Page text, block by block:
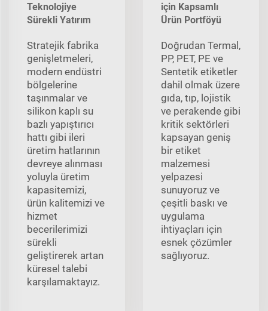
Teknolojiye
Sürekli Yatırım
Stratejik fabrika
genişletmeleri,
modern endüstri
bölgelerine
taşınmalar ve
silikon kaplı su
bazlı yapıştırıcı
hattı gibi ileri
üretim hatlarının
devreye alınması
yoluyla üretim
kapasitemizi,
ürün kalitemizi ve
hizmet
becerilerimizi
sürekli
geliştirerek artan
küresel talebi
karşılamaktayız.
için Kapsamlı
Ürün Portföyü
Doğrudan Termal,
PP, PET, PE ve
Sentetik etiketler
dahil olmak üzere
gıda, tıp, lojistik
ve perakende gibi
kritik sektörleri
kapsayan geniş
bir etiket
malzemesi
yelpazesi
sunuyoruz ve
çeşitli baskı ve
uygulama
ihtiyaçları için
esnek çözümler
sağlıyoruz.